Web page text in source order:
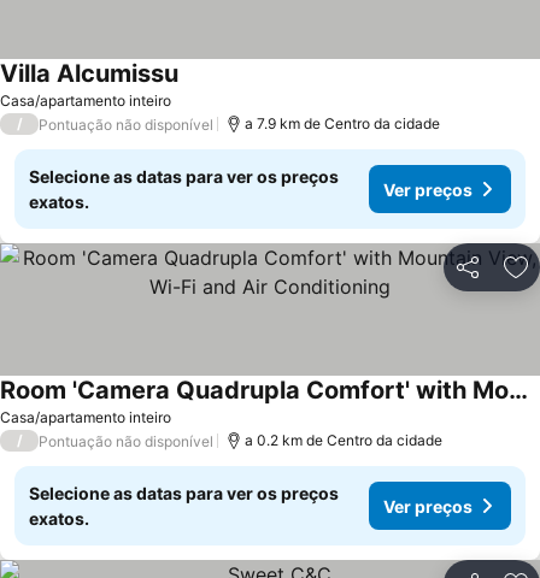
Casa/apartamento inteiro
Villa Alcumissu
/ Pontuação não disponível a 7.9 km de Centro da cidade
Selecione as datas para ver os preços
exatos.
Ver preços
Partilhar
Casa/apartamento inteiro
Room 'Camera Quadrupla Comfort' with Mountain View, Wi-Fi and Air Conditioning
/ Pontuação não disponível a 0.2 km de Centro da cidade
Selecione as datas para ver os preços
exatos.
Ver preços